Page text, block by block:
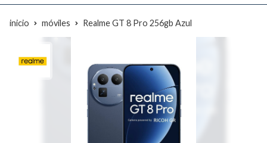
inicio móviles Realme GT 8 Pro 256gb Azul